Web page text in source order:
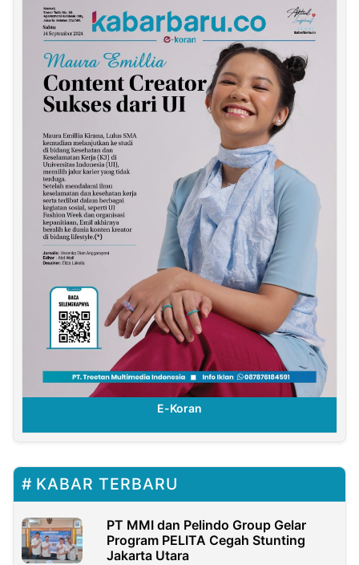
E-Koran
KABAR TERBARU
PT MMI dan Pelindo Group Gelar
Program PELITA Cegah Stunting
Jakarta Utara